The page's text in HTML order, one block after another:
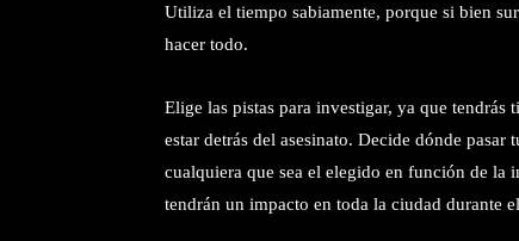
Utiliza el tiempo sabiamente, porque si bien
hacer todo.
Elige las pistas para investigar, ya que
estar detrás del asesinato. Decide dónde
cualquiera que sea el elegido en función de la
tendrán un impacto en toda la ciudad durante